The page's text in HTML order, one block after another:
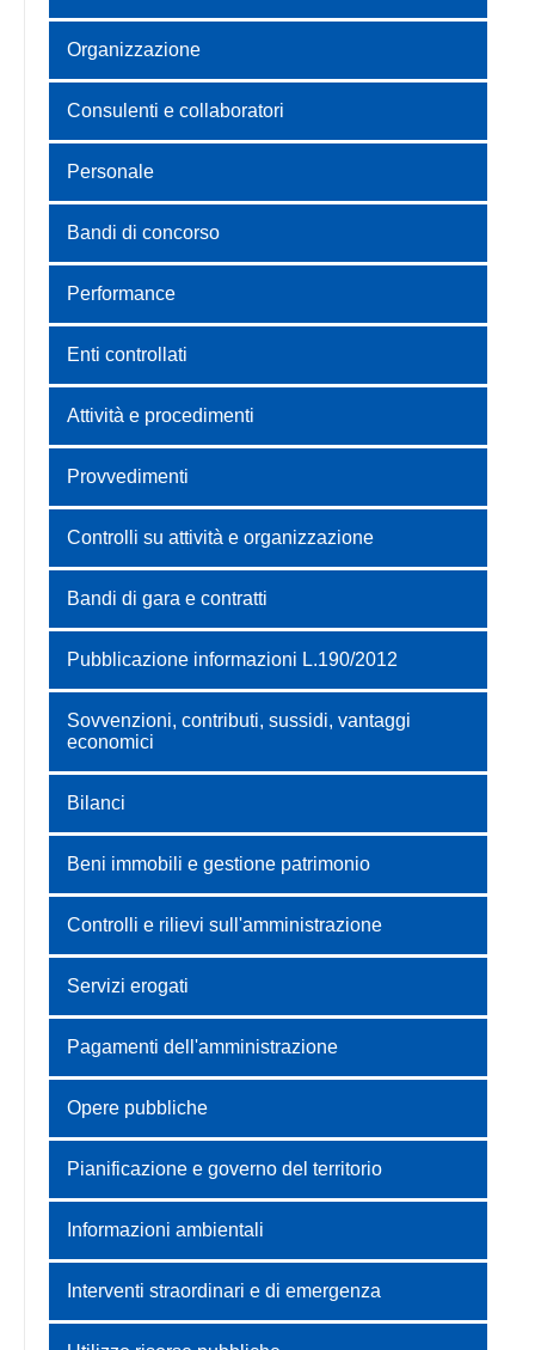
Organizzazione
Consulenti e collaboratori
Personale
Bandi di concorso
Performance
Enti controllati
Attività e procedimenti
Provvedimenti
Controlli su attività e organizzazione
Bandi di gara e contratti
Pubblicazione informazioni L.190/2012
Sovvenzioni, contributi, sussidi, vantaggi
economici
Bilanci
Beni immobili e gestione patrimonio
Controlli e rilievi sull'amministrazione
Servizi erogati
Pagamenti dell'amministrazione
Opere pubbliche
Pianificazione e governo del territorio
Informazioni ambientali
Interventi straordinari e di emergenza